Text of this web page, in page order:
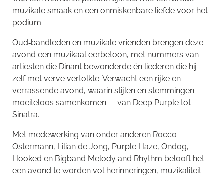
muzikale smaak en een onmiskenbare liefde voor het
podium.
Oud‑bandleden en muzikale vrienden brengen deze
avond een muzikaal eerbetoon, met nummers van
artiesten die Dinant bewonderde én liederen die hij
zelf met verve vertolkte. Verwacht een rijke en
verrassende avond, waarin stijlen en stemmingen
moeiteloos samenkomen — van Deep Purple tot
Sinatra.
Met medewerking van onder anderen Rocco
Ostermann, Lilian de Jong, Purple Haze, Ondog,
Hooked en Bigband Melody and Rhythm belooft het
een avond te worden vol herinneringen, muzikaliteit